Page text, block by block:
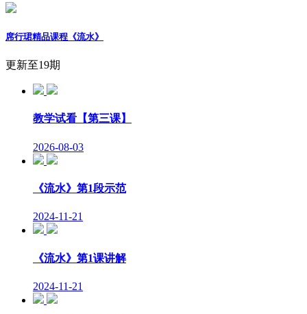
席行珺精品课程《流水》
更新至19期
教学试看【第三课】
2026-08-03
《流水》第1段示范
2024-11-21
《流水》第1课讲解
2024-11-21